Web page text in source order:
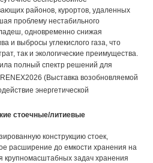
районов, курортов, удаленных
проблему нестабильного
одновременно снижая
и выбросы углекислого газа, что
так и экологические преимущества.
стоечные/литиевые
конструкцию стоек,
расширение до емкости хранения на
крупномасштабных задач хранения